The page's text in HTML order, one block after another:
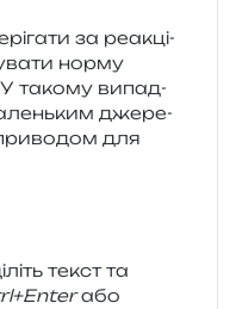
за реа­кці­
норму
У тако­му випад­
дже­ре­
для
текст та
або